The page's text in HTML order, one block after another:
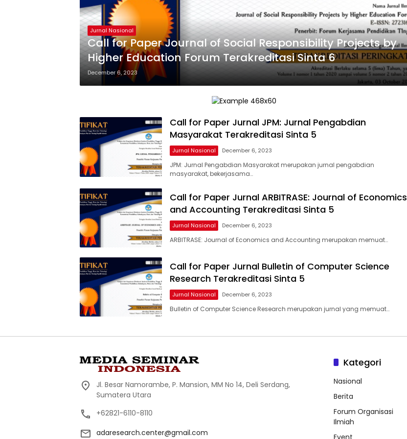
Jurnal Nasional
Call for Paper Journal of Social Responsibility Projects by
Higher Education Forum Terakreditasi Sinta 6
December 6, 2023
Call for Paper Jurnal JPM: Jurnal Pengabdian
Masyarakat Terakreditasi Sinta 5
Jurnal Nasional December 6, 2023
JPM: Jurnal Pengabdian Masyarakat merupakan jurnal pengabdian
masyarakat, bekerjasama…
Call for Paper Jurnal ARBITRASE: Journal of Economics
and Accounting Terakreditasi Sinta 5
Jurnal Nasional December 6, 2023
ARBITRASE: Journal of Economics and Accounting merupakan memuat…
Call for Paper Jurnal Bulletin of Computer Science
Research Terakreditasi Sinta 5
Jurnal Nasional December 6, 2023
Bulletin of Computer Science Research merupakan jurnal yang memuat…
Jl. Besar Namorambe, P. Mansion, MM No 14, Deli Serdang,
Sumatera Utara
+62821-6110-8110
adaresearch.center@gmail.com
Kategori
Nasional
Berita
Forum Organisasi
Ilmiah